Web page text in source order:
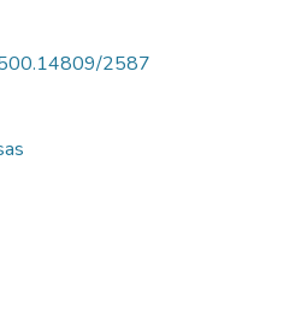
2587